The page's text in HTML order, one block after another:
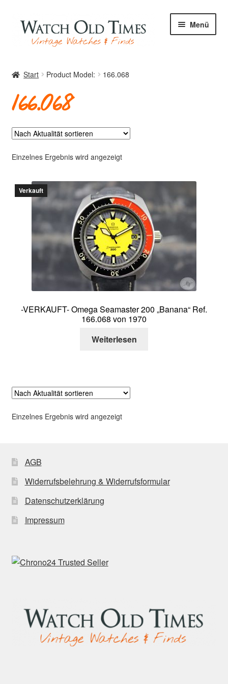
Zur
Navigation
springen
Zum
Inhalt
springen
Menü
Uhren
Archiv
Über mich
Kontakt
Start Product Model: 166.068
166.068
Einzelnes Ergebnis wird angezeigt
Verkauft
-VERKAUFT- Omega Seamaster 200 „Banana“ Ref.
166.068 von 1970
Weiterlesen
Einzelnes Ergebnis wird angezeigt
AGB
Widerrufsbelehrung & Widerrufsformular
Datenschutzerklärung
Impressum